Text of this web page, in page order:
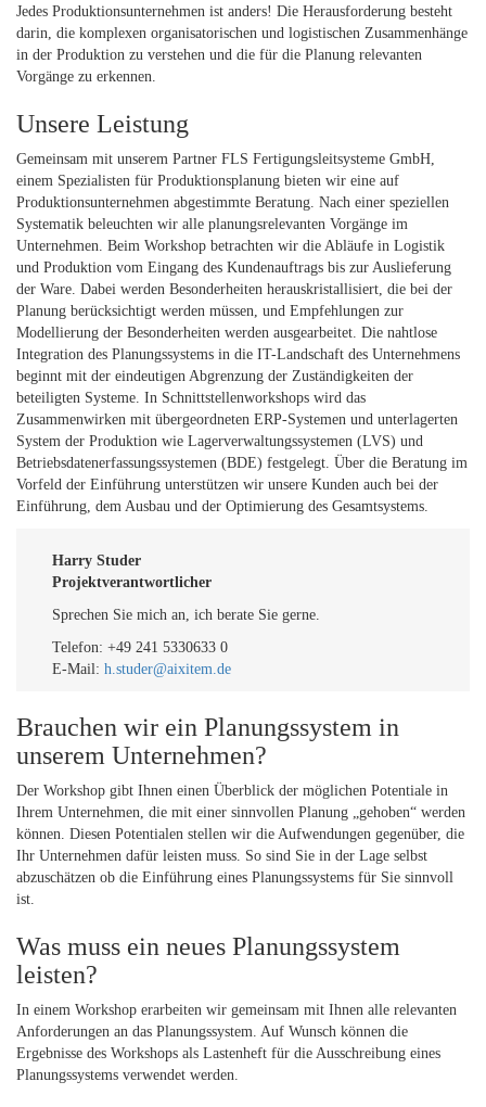
Jedes Produktionsunternehmen ist anders! Die Herausforderung besteht
darin, die komplexen organisatorischen und logistischen Zusammenhänge
in der Produktion zu verstehen und die für die Planung relevanten
Vorgänge zu erkennen.
Unsere Leistung
Gemeinsam mit unserem Partner FLS Fertigungsleitsysteme GmbH,
einem Spezialisten für Produktionsplanung bieten wir eine auf
Produktionsunternehmen abgestimmte Beratung. Nach einer speziellen
Systematik beleuchten wir alle planungsrelevanten Vorgänge im
Unternehmen. Beim Workshop betrachten wir die Abläufe in Logistik
und Produktion vom Eingang des Kundenauftrags bis zur Auslieferung
der Ware. Dabei werden Besonderheiten herauskristallisiert, die bei der
Planung berücksichtigt werden müssen, und Empfehlungen zur
Modellierung der Besonderheiten werden ausgearbeitet. Die nahtlose
Integration des Planungssystems in die IT-Landschaft des Unternehmens
beginnt mit der eindeutigen Abgrenzung der Zuständigkeiten der
beteiligten Systeme. In Schnittstellenworkshops wird das
Zusammenwirken mit übergeordneten ERP-Systemen und unterlagerten
System der Produktion wie Lagerverwaltungssystemen (LVS) und
Betriebsdatenerfassungssystemen (BDE) festgelegt. Über die Beratung im
Vorfeld der Einführung unterstützen wir unsere Kunden auch bei der
Einführung, dem Ausbau und der Optimierung des Gesamtsystems.
Harry Studer
Projektverantwortlicher
Sprechen Sie mich an, ich berate Sie gerne.
Telefon: +49 241 5330633 0
E-Mail:h.studer@aixitem.de
Brauchen wir ein Planungssystem in
unserem Unternehmen?
Der Workshop gibt Ihnen einen Überblick der möglichen Potentiale in
Ihrem Unternehmen, die mit einer sinnvollen Planung „gehoben“ werden
können. Diesen Potentialen stellen wir die Aufwendungen gegenüber, die
Ihr Unternehmen dafür leisten muss. So sind Sie in der Lage selbst
abzuschätzen ob die Einführung eines Planungssystems für Sie sinnvoll
ist.
Was muss ein neues Planungssystem
leisten?
In einem Workshop erarbeiten wir gemeinsam mit Ihnen alle relevanten
Anforderungen an das Planungssystem. Auf Wunsch können die
Ergebnisse des Workshops als Lastenheft für die Ausschreibung eines
Planungssystems verwendet werden.